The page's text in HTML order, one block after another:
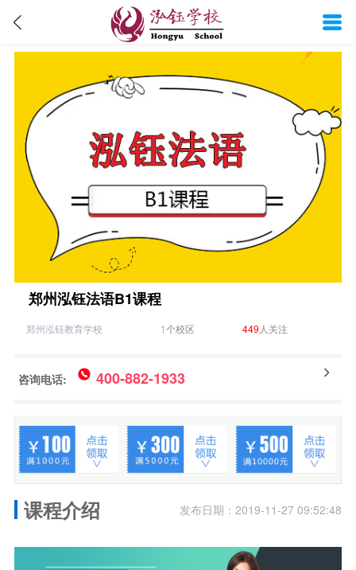
郑州泓钰法语B1课程
郑州泓钰教育学校 1个校区 449 人关注
咨询电话: 400-882-1933
课程介绍 发布日期：2019-11-27 09:52:48